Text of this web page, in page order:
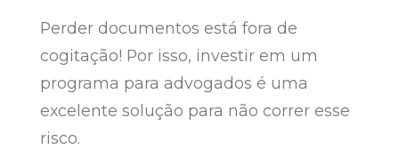
Perder documentos está fora de
cogitação! Por isso, investir em um
programa para advogados é uma
excelente solução para não correr esse
risco.